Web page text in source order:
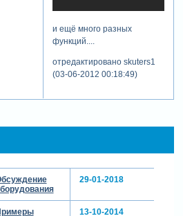
и ещё много разных
функций....
отредактировано skuters1
(03-06-2012 00:18:49)
29-01-2018
13-10-2014